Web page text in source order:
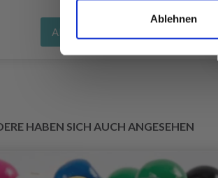
Ablehnen
Alle Optionen ansehen
HABEN SICH AUCH ANGESEHEN